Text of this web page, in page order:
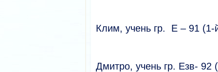
Клим, учень гр. Е – 91 (1-
Дмитро, учень гр. Езв- 92